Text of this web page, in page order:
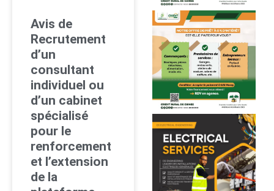
Avis de
Recrutement
d’un
consultant
individuel ou
d’un cabinet
spécialisé
pour le
renforcement
et l’extension
de la